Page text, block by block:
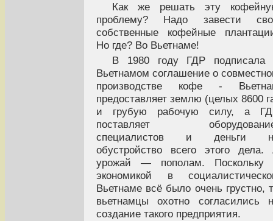
Как же решать эту
проблему? Надо завести
собственные кофейные
Но где? Во Вьетнаме!
В 1980 году ГДР подписала
Вьетнамом соглашение о
производстве кофе -
предоставляет землю (целых 8600
и грубую рабочую силу, а
поставляет
специалистов и деньги
обустройство всего этого дела.
урожай — пополам. Поскольку
экономикой в
Вьетнаме всё было очень грустно,
вьетнамцы охотно согласились
создание такого предприятия.